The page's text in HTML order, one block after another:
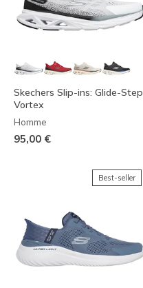
Skechers Slip-ins: Glide-Step
Vortex
Homme
95,00 €
Best-seller